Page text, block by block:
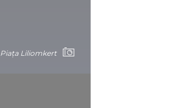
Piața Liliomkert